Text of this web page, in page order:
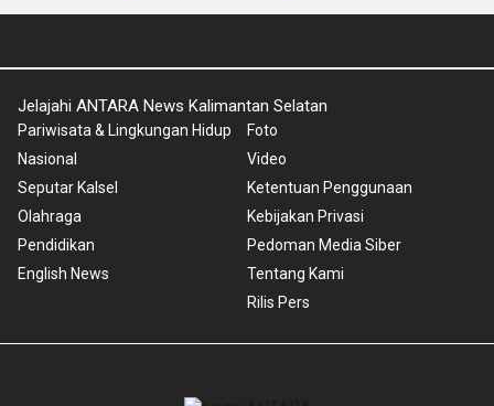
Jelajahi ANTARA News Kalimantan Selatan
Pariwisata & Lingkungan Hidup
Nasional
Seputar Kalsel
Olahraga
Pendidikan
English News
Foto
Video
Ketentuan Penggunaan
Kebijakan Privasi
Pedoman Media Siber
Tentang Kami
Rilis Pers